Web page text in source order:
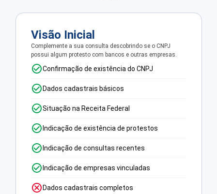
Visão Inicial
Complemente a sua consulta descobrindo se o CNPJ
possui algum protesto com bancos e outras empresas.
Confirmação de existência do CNPJ
Dados cadastrais básicos
Situação na Receita Federal
Indicação de existência de protestos
Indicação de consultas recentes
Indicação de empresas vinculadas
Dados cadastrais completos